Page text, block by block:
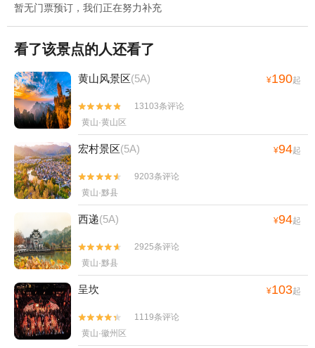
暂无门票预订，我们正在努力补充
看了该景点的人还看了
黄山风景区(5A) ¥190起


13103条评论
黄山·黄山区
宏村景区(5A) ¥94起


9203条评论
黄山·黟县
西递(5A) ¥94起


2925条评论
黄山·黟县
呈坎 ¥103起


1119条评论
黄山·徽州区